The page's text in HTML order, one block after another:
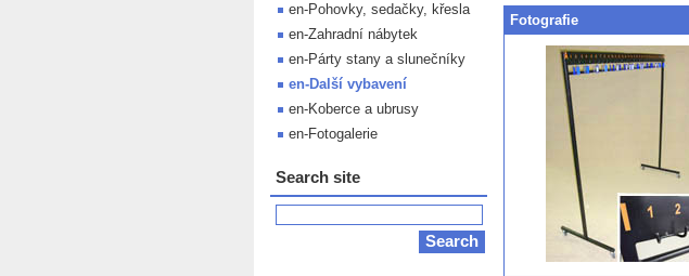
Fotografie
en-Pohovky, sedačky, křesla
en-Zahradní nábytek
en-Párty stany a slunečníky
en-Další vybavení
en-Koberce a ubrusy
en-Fotogalerie
Search site